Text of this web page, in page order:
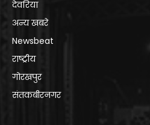
देवरिया
अन्य खबरे
Newsbeat
राष्ट्रीय
गोरखपुर
संतकबीरनगर